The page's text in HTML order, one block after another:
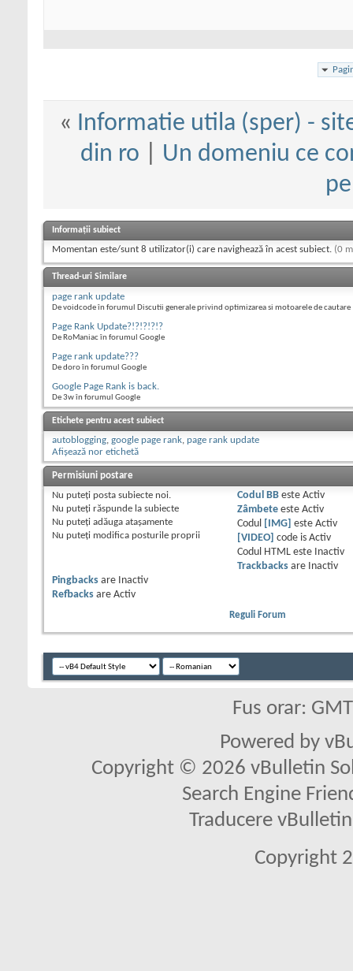
« Informatie utila (sper) -
din ro
Un domeniu ce
Informații subiect
Momentan este/sunt 8 utilizator(i) care navighează în acest subiect. (0
Thread-uri Similare
page rank update
De voidcode în forumul Discutii generale privind optimizarea si motoarele de cautare
Page Rank Update?!?!?!?!?
De RoManiac în forumul Google
Page rank update???
De doro în forumul Google
Google Page Rank is back.
De 3w în forumul Google
Etichete pentru acest subiect
autoblogging, google page rank, page rank update
Afișează nor etichetă
Permisiuni postare
Nu puteţi posta subiecte noi.
Nu puteţi răspunde la subiecte
Nu puteţi adăuga ataşamente
Nu puteţi modifica posturile proprii
Codul BBeste Activ
Zâmbeteeste Activ
Codul
[IMG] este Activ
[VIDEO] code is Activ
Codul HTML este
Inactiv
Trackbacksare
Inactiv
Pingbacks are
Inactiv
Refbacks are Activ
Reguli Forum
Fus orar:
Powered by
Copyright © 2026 vBulletin
Search Engine
Traducere
Copyright